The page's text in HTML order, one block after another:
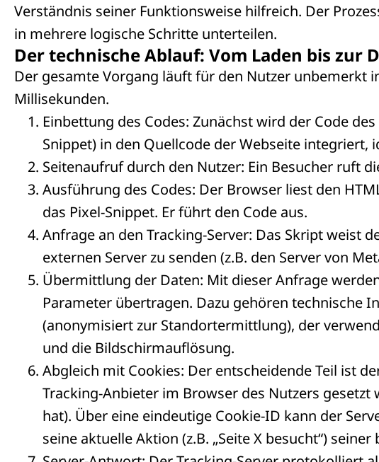
Verständnis seiner Funktionsweise hilfreich. Der
in mehrere logische Schritte unterteilen.
Der technische Ablauf: Vom Laden bis zur
Der gesamte Vorgang läuft für den Nutzer unbemerkt
Millisekunden.
Einbettung des Codes: Zunächst wird der Code
Snippet) in den Quellcode der Webseite integriert,
Seitenaufruf durch den Nutzer: Ein Besucher ruft
Ausführung des Codes: Der Browser liest den
das Pixel-Snippet. Er führt den Code aus.
Anfrage an den Tracking-Server: Das Skript weist
externen Server zu senden (z.B. den Server von
Übermittlung der Daten: Mit dieser Anfrage
Parameter übertragen. Dazu gehören technische
(anonymisiert zur Standortermittlung), der
und die Bildschirmauflösung.
Abgleich mit Cookies: Der entscheidende Teil ist
Tracking-Anbieter im Browser des Nutzers
hat). Über eine eindeutige Cookie-ID kann der
seine aktuelle Aktion (z.B. „Seite X besucht“)